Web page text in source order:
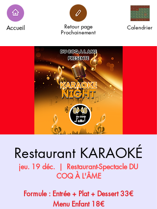
Accueil Calendrier
Retour page
Prochainement
Restaurant KARAOKÉ
jeu. 19 déc.
  |
Restaurant-Spectacle DU
COQ À L'ÂME
Formule : Entrée + Plat + Dessert 33€
Menu Enfant 18€